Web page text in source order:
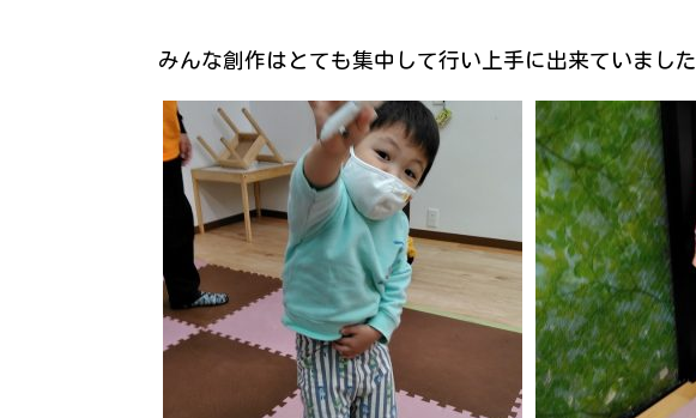
みんな創作はとても集中して行い上手に出来ていました